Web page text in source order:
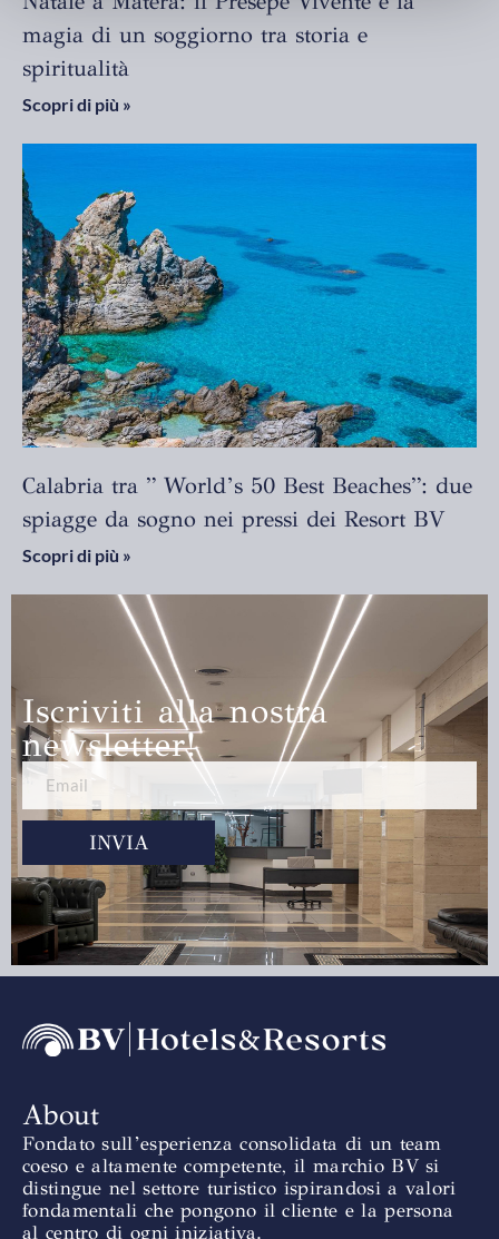
magia di un soggiorno tra storia e
spiritualità
Scopri di più »
Calabria tra ” World’s 50 Best Beaches”: due
spiagge da sogno nei pressi dei Resort BV
Scopri di più »
Iscriviti alla nostra
newsletter!
INVIA
About
Fondato sull’esperienza consolidata di un team
coeso e altamente competente, il marchio BV si
distingue nel settore turistico ispirandosi a valori
fondamentali che pongono il cliente e la persona
al centro di ogni iniziativa.